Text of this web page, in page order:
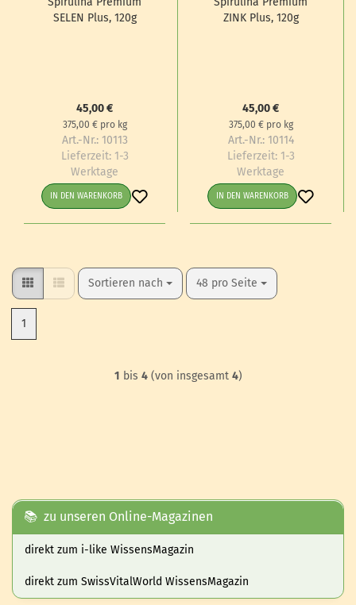
SELEN Plus, 120g
45,00 €
375,00 € pro kg
Art.-Nr.: 10113
Lieferzeit: 1-3
Werktage
IN DEN WARENKORB
ZINK Plus, 120g
45,00 €
375,00 € pro kg
Art.-Nr.: 10114
Lieferzeit: 1-3
Werktage
IN DEN WARENKORB
Sortieren nach
Sortieren nach
48 pro Seite
pro Seite
1
1 bis 4(von insgesamt 4)
📚 zu unseren Online-Magazinen
direkt zum i-like WissensMagazin
direkt zum SwissVitalWorld WissensMagazin